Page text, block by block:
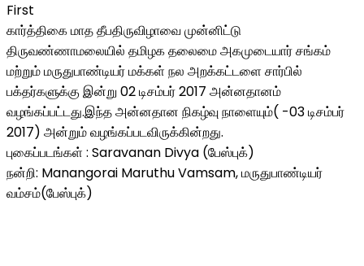
First
கார்த்திகை மாத தீபதிருவிழாவை முன்னிட்டு
திருவண்ணாமலையில் தமிழக தலைமை அகமுடையார் சங்கம்
மற்றும் மருதுபாண்டியர் மக்கள் நல அறக்கட்டளை சார்பில்
பக்தர்களுக்கு இன்று 02 டிசம்பர் 2017 அன்னதானம்
வழங்கப்பட்டது.இந்த அன்னதான நிகழ்வு நாளையும்( -03 டிசம்பர்
2017) அன்றும் வழங்கப்படவிருக்கின்றது.
புகைப்படங்கள் : Saravanan Divya (பேஸ்புக்)
நன்றி: Manangorai Maruthu Vamsam, மருதுபாண்டியர்
வம்சம்(பேஸ்புக்)